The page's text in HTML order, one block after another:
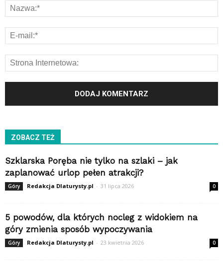
ZOBACZ TEŻ
Szklarska Poręba nie tylko na szlaki – jak
zaplanować urlop pełen atrakcji?
Góry Redakcja Dlaturysty.pl - 31 lipca 2026 0
5 powodów, dla których nocleg z widokiem na
góry zmienia sposób wypoczywania
Góry Redakcja Dlaturysty.pl - 23 kwietnia 2026 0